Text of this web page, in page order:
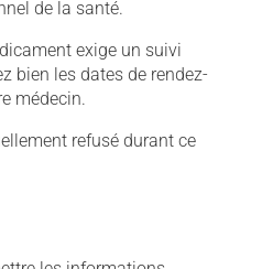
de la santé.
exige un suivi
bien les dates de rendez-
médecin.
refusé durant ce